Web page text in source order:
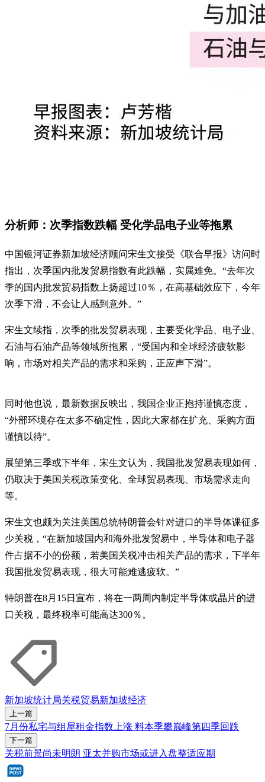
分析师：次季指数跌幅 受化学品电子业等拖累
中国银河证券新加坡经济顾问宋生文接受《联合早报》访问时
指出，次季国内批发贸易指数有此跌幅，实属难免。“去年次
季的国内批发贸易指数上扬超过10％，在高基础效应下，今年
次季下滑，不会让人感到意外。”
宋生文续指，次季的批发贸易表现，主要受化学品、电子业、
石油与石油产品等领域所拖累，“受国内和全球经济疲软影
响，市场对相关产品的需求和采购，正应声下滑”。
同时他也说，最新数据反映出，我国企业正抱持谨慎态度，
“外部环境存在太多不确定性，因此大家都在扩充、采购方面
谨慎以待”。
展望第三季或下半年，宋生文认为，我国批发贸易表现如何，
仍取决于美国关税政策变化、全球贸易表现、市场需求走向
等。
宋生文也颇为关注美国总统特朗普会针对进口的半导体课征多
少关税，“在新加坡国内和海外批发贸易中，半导体和电子器
件占据不小的份额，若美国关税冲击相关产品的需求，下半年
我国批发贸易表现，很大可能难逃疲软。”
特朗普在8月15日宣布，将在一两周内制定半导体或晶片的进
口关税，最终税率可能高达300％。
新加坡统计局关税贸易新加坡经济
上一篇
7月份私宅与组屋租金指数上涨 料本季攀巅峰第四季回跌
下一篇
关税前景尚未明朗 亚太并购市场或进入盘整适应期